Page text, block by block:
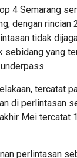
4 Semarang
dengan rincian
tidak
sebidang yang
tercatat
di perlintasan
Mei tercatat
perlintasan